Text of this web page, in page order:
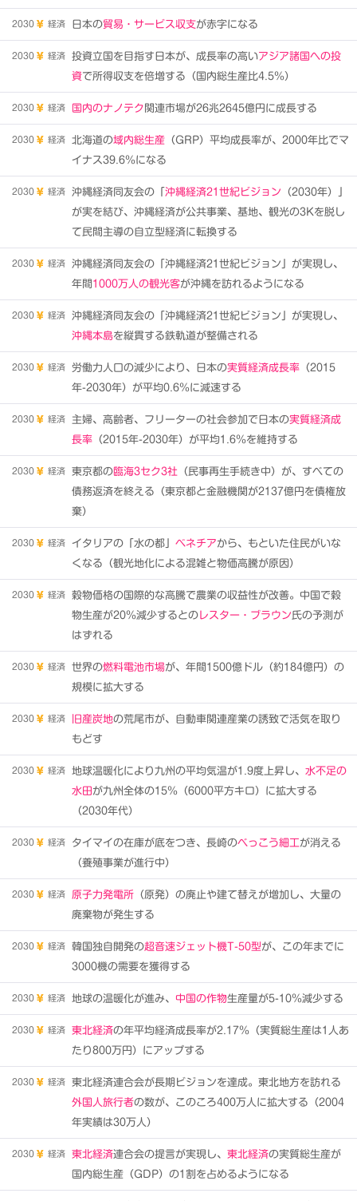
2030 経済 日本の貿易・サービス収支が赤字になる
2030 経済 投資立国を目指す日本が、成長率の高いアジア諸国への投
資で所得収支を倍増する（国内総生産比4.5％）
2030 経済 国内のナノテク 関連市場が26兆2645億円に成長する
2030 経済 北海道の域内総生産 （GRP）平均成長率が、2000年比でマ
イナス39.6％になる
2030 経済 沖縄経済同友会の「 沖縄経済21世紀ビジョン （2030年）」
が実を結び、沖縄経済が公共事業、基地、観光の3Kを脱し
て民間主導の自立型経済に転換する
2030 経済
沖縄経済同友会の「沖縄経済21世紀ビジョン」が実現し、
年間 1000万人の観光客が沖縄を訪れるようになる
2030 経済
沖縄経済同友会の「沖縄経済21世紀ビジョン」が実現し、
沖縄本島を縦貫する鉄軌道が整備される
2030 経済 労働力人口の減少により、日本の実質経済成長率 （2015
年-2030年）が平均0.6％に減速する
2030 経済 主婦、高齢者、フリーターの社会参加で日本の実質経済成
長率 （2015年-2030年）が平均1.6％を維持する
2030 経済 東京都の臨海3セク3社 （民事再生手続き中）が、すべての
債務返済を終える（東京都と金融機関が2137億円を債権放
棄）
2030 経済 イタリアの「水の都」 ベネチアから、もといた住民がいな
くなる（観光地化による混雑と物価高騰が原因）
2030 経済
穀物価格の国際的な高騰で農業の収益性が改善。中国で穀
物生産が20％減少するとの レスター・ブラウン氏の予測が
はずれる
2030 経済 世界の燃料電池市場が、年間1500億ドル（約184億円）の
規模に拡大する
2030 経済 旧産炭地の荒尾市が、自動車関連産業の誘致で活気を取り
もどす
2030 経済 地球温暖化により九州の平均気温が1.9度上昇し、 水不足の
水田が九州全体の15％（6000平方キロ）に拡大する
（2030年代）
2030 経済 タイマイの在庫が底をつき、長崎のべっこう細工が消える
（養殖事業が進行中）
2030 経済 原子力発電所 （原発）の廃止や建て替えが増加し、大量の
廃棄物が発生する
2030 経済 韓国独自開発の超音速ジェット機T-50型が、この年までに
3000機の需要を獲得する
2030 経済 地球の温暖化が進み、 中国の作物生産量が5-10％減少する
2030 経済 東北経済の年平均経済成長率が2.17％（実質総生産は1人あ
たり800万円）にアップする
2030 経済
東北経済連合会が長期ビジョンを達成。東北地方を訪れる
外国人旅行者の数が、このころ400万人に拡大する（2004
年実績は30万人）
2030 経済 東北経済連合会の提言が実現し、 東北経済の実質総生産が
国内総生産（GDP）の1割を占めるようになる